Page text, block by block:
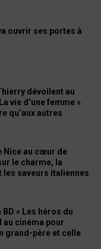
ouvrir ses portes à
dévoilent au
vie d’une femme »
qu’aux autres
Nice au cœur de
le charme, la
saveurs italiennes
« Les héros du
au cinéma pour
grand-père et celle